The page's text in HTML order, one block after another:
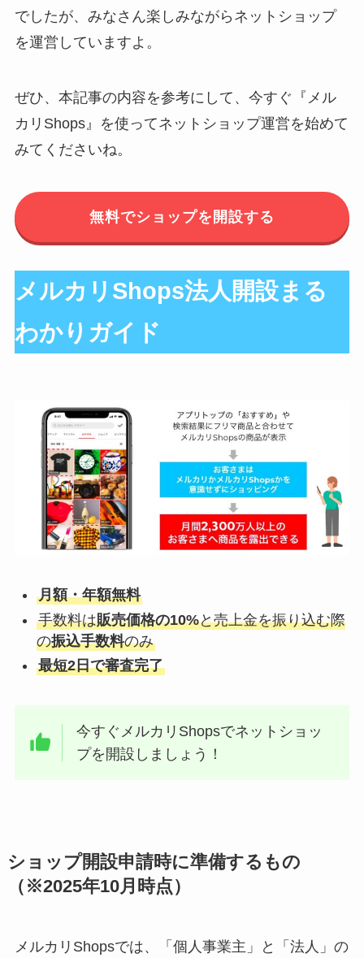
でしたが、みなさん楽しみながらネットショップ
を運営していますよ。
ぜひ、本記事の内容を参考にして、今すぐ『メル
カリShops』を使ってネットショップ運営を始めて
みてくださいね。
無料でショップを開設する
メルカリShops法人開設まる
わかりガイド
月額・年額無料
手数料は販売価格の10%と売上金を振り込む際
の振込手数料のみ
最短2日で審査完了
今すぐメルカリShopsでネットショッ
プを開設しましょう！
ショップ開設申請時に準備するもの
（※2025年10月時点）
メルカリShopsでは、「個人事業主」と「法人」の